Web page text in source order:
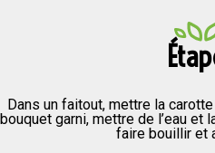
Dans un faitout, mettre la
bouquet garni, mettre de l’eau et
faire bouillir et